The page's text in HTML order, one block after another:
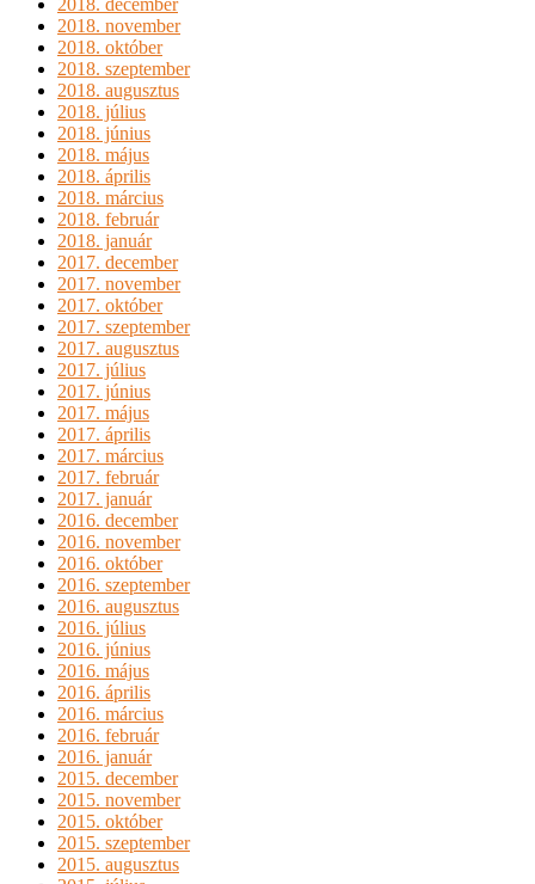
2018. december
2018. november
2018. október
2018. szeptember
2018. augusztus
2018. július
2018. június
2018. május
2018. április
2018. március
2018. február
2018. január
2017. december
2017. november
2017. október
2017. szeptember
2017. augusztus
2017. július
2017. június
2017. május
2017. április
2017. március
2017. február
2017. január
2016. december
2016. november
2016. október
2016. szeptember
2016. augusztus
2016. július
2016. június
2016. május
2016. április
2016. március
2016. február
2016. január
2015. december
2015. november
2015. október
2015. szeptember
2015. augusztus